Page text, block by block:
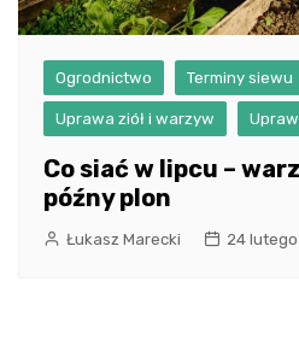
Ogrodnictwo Terminy siewu
Uprawa ziół i warzyw
Co siać w lipcu –
późny plon
Łukasz Marecki 24